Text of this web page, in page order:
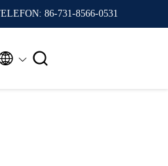
86-731-8566-0531
